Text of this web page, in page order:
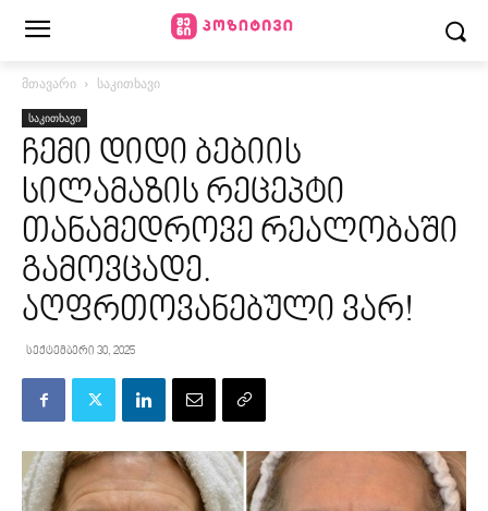
მთავარი საკითხავი
საკითხავი
ჩემი დიდი ბებიის
სილამაზის რეცეპტი
თანამედროვე რეალობაში
გამოვცადე.
აღფრთოვანებული ვარ!
სექტემბერი 30, 2025